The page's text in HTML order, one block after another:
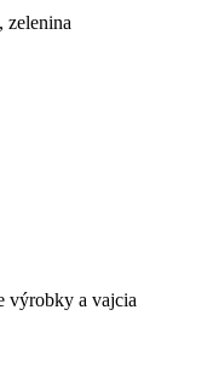
zelenina
výrobky a vajcia